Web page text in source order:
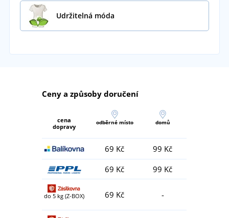
Udržitelná móda
Ceny a způsoby doručení
cena
dopravy
odběrné místo domů
69 Kč
99 Kč
69 Kč
99 Kč
do 5 kg (Z-BOX) 69 Kč -